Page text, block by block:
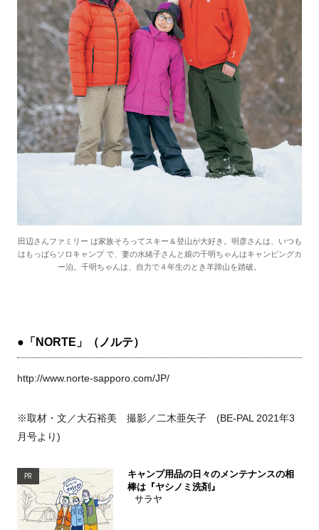
田辺さんファミリー は家族そろってスキー＆登山が大好き。明彦さんは、いつも
はもっぱらソロキャンプ で、妻の水緒子さんと娘の千明ちゃんはキャンピングカ
ー泊。千明ちゃんは、自力で４年生のとき羊蹄山を踏破。
●「NORTE」（ノルテ）
http://www.norte-sapporo.com/JP/
※取材・文／大石裕美 撮影／二木亜矢子 (BE-PAL 2021年3
月号より)
PR
キャンプ用品の日々のメンテナンスの相
棒は『ヤシノミ洗剤』
サラヤ